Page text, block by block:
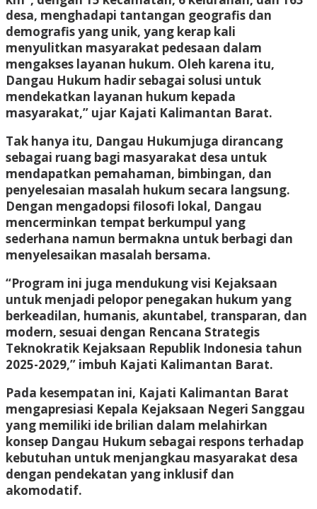
desa, menghadapi tantangan geografis dan
demografis yang unik, yang kerap kali
menyulitkan masyarakat pedesaan dalam
mengakses layanan hukum. Oleh karena itu,
Dangau Hukum hadir sebagai solusi untuk
mendekatkan layanan hukum kepada
masyarakat,” ujar Kajati Kalimantan Barat.
Tak hanya itu, Dangau Hukumjuga dirancang
sebagai ruang bagi masyarakat desa untuk
mendapatkan pemahaman, bimbingan, dan
penyelesaian masalah hukum secara langsung.
Dengan mengadopsi filosofi lokal, Dangau
mencerminkan tempat berkumpul yang
sederhana namun bermakna untuk berbagi dan
menyelesaikan masalah bersama.
“Program ini juga mendukung visi Kejaksaan
untuk menjadi pelopor penegakan hukum yang
berkeadilan, humanis, akuntabel, transparan, dan
modern, sesuai dengan Rencana Strategis
Teknokratik Kejaksaan Republik Indonesia tahun
2025-2029,” imbuh Kajati Kalimantan Barat.
Pada kesempatan ini, Kajati Kalimantan Barat
mengapresiasi Kepala Kejaksaan Negeri Sanggau
yang memiliki ide brilian dalam melahirkan
konsep Dangau Hukum sebagai respons terhadap
kebutuhan untuk menjangkau masyarakat desa
dengan pendekatan yang inklusif dan
akomodatif.